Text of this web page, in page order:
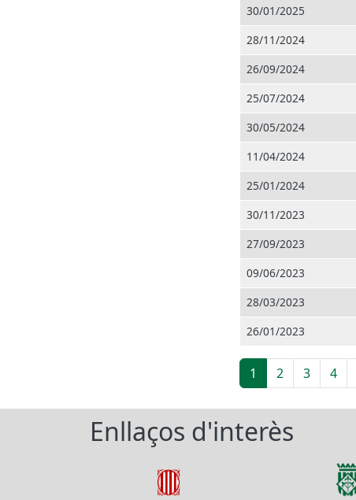
30/01/2025
28/11/2024
26/09/2024
25/07/2024
30/05/2024
11/04/2024
25/01/2024
30/11/2023
27/09/2023
09/06/2023
28/03/2023
26/01/2023
Paginació
1 2 3 4
Enllaços d'interès